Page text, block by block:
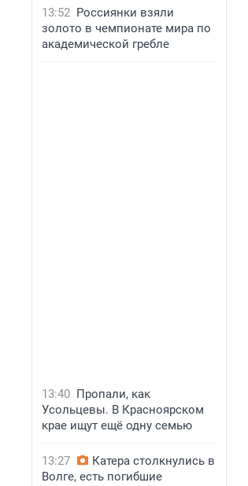
13:52 Россиянки взяли
золото в чемпионате мира по
академической гребле
13:40 Пропали, как
Усольцевы. В Красноярском
крае ищут ещё одну семью
13:27
Катера столкнулись в
Волге, есть погибшие